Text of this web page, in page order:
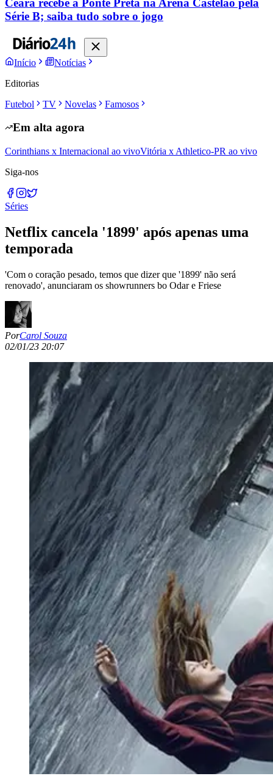
Ceará recebe a Ponte Preta na Arena Castelão pela
Série B; saiba tudo sobre o jogo
Início
Notícias
Editorias
Futebol
TV Novelas Famosos
Em alta agora
Corinthians x Internacional ao vivoVitória x Athletico-PR ao vivo
Siga-nos
Séries
Netflix cancela '1899' após apenas uma
temporada
'Com o coração pesado, temos que dizer que '1899' não será
renovado', anunciaram os showrunners bo Odar e Friese
PorCarol Souza
02/01/23 20:07